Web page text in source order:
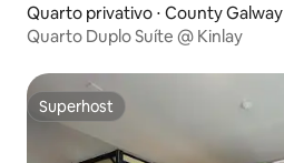
Quarto privativo ⋅ County Galway
Quarto Duplo Suíte @ Kinlay
Superhost
Superhost